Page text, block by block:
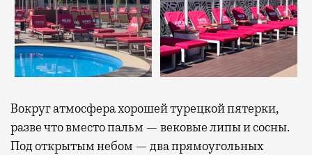
Вокруг атмосфера хорошей турецкой пятерки,
разве что вместо пальм — вековые липы и сосны.
Под открытым небом — два прямоугольных